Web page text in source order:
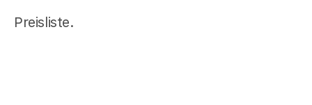
Preisliste.